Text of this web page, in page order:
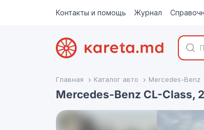
Контакты и помощь Журнал
Главная Каталог авто Mercedes-Benz
Mercedes-Benz CL-Class,